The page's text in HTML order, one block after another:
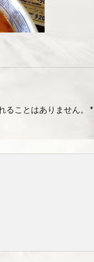
ることはありません。 *